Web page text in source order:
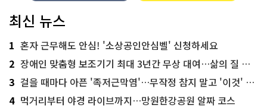
최신 뉴스
1 혼자 근무해도 안심! '소상공인안심벨' 신청하세요
2 장애인 맞춤형 보조기기 최대 3년간 무상 대여…삶의 질 높인다
3 걸을 때마다 아픈 '족저근막염'…무작정 참지 말고 '이것' 해보세요!
4 먹거리부터 야경 라이브까지…망원한강공원 알짜 코스